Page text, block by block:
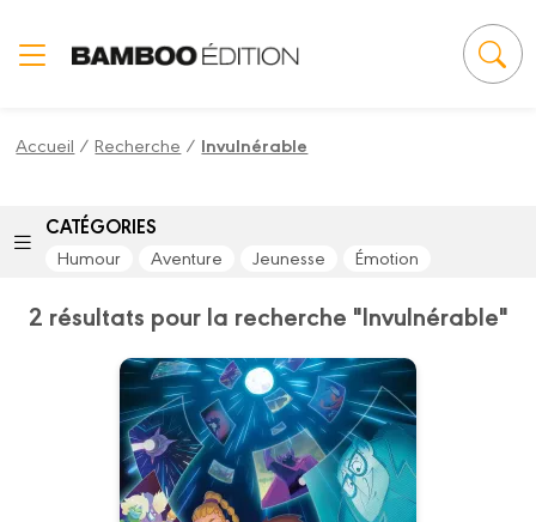
Accueil /Recherche / Invulnérable
CATÉGORIES
Humour Aventure Jeunesse Émotion
2 résultats pour la recherche "Invulnérable"
Invulnérable
Tome 02